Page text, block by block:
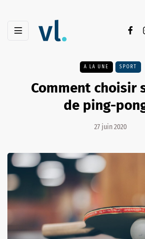
A LA UNE SPORT
Comment choisir
de ping-
27 juin 2020